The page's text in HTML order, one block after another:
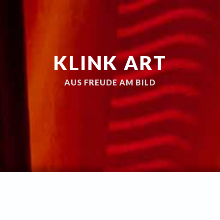
KLINK ART
AUS FREUDE AM BILD